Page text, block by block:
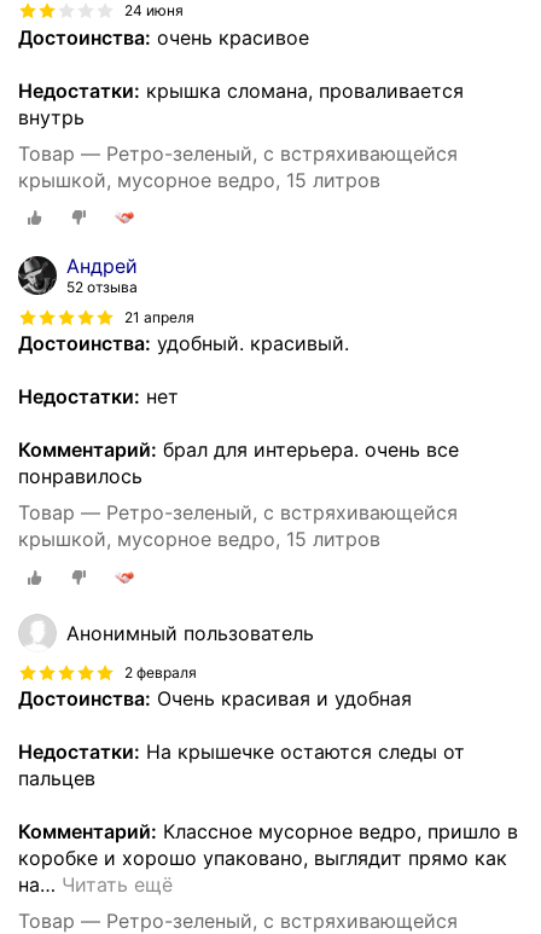
24 июня
Достоинства: очень красивое
Недостатки: крышка сломана, проваливается
внутрь
Товар — Ретро-зеленый, с встряхивающейся
крышкой, мусорное ведро, 15 литров
Андрей
52 отзыва
21 апреля
Достоинства: удобный. красивый.
Недостатки: нет
Комментарий: брал для интерьера. очень все
понравилось
Товар — Ретро-зеленый, с встряхивающейся
крышкой, мусорное ведро, 15 литров
Анонимный пользователь
2 февраля
Достоинства: Очень красивая и удобная
Недостатки: На крышечке остаются следы от
пальцев
Комментарий: Классное мусорное ведро, пришло в
коробке и хорошо упаковано, выглядит прямо как
на… Читать ещё
Товар — Ретро-зеленый, с встряхивающейся